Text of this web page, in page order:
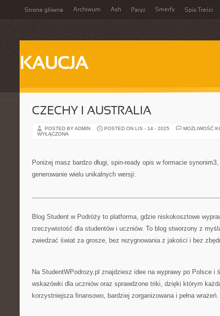
Strona główna Archiwum Ash Paryż Smerfy Spis Treści
KAUCJA
CZECHY I AUSTRALIA
POSTED BY ADMIN POSTED ON LIS - 14 - 2025
MOŻLIWOŚĆ
WYŁĄCZONA
Poniżej masz bardzo długi, spin-ready opis w formacie
generowanie wielu unikalnych wersji:
Blog Student w Podróży to platforma, gdzie niskokosztowe
rzeczywistość dla studentów i uczniów. To blog stworzony z
zwiedzać świat za grosze, bez rezygnowania z jakości i bez
Na StudentWPodrozy.pl znajdziesz idee na wyprawy po Polsce i
wskazówki dla uczniów oraz sprawdzone triki, dzięki którym
korzystniejsza finansowo, bardziej zorganizowana i pełna